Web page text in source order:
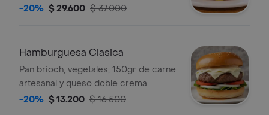
cebolla, queso cheddar, vegetales,
-20% $ 29.600 $ 37.000
Hamburguesa Clasica
Pan brioch, vegetales, 150gr de carne
artesanal y queso doble crema
-20% $ 13.200 $ 16.500